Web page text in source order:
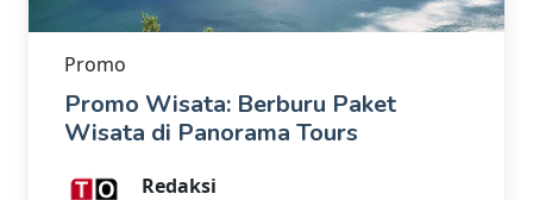
Promo
Promo Wisata: Berburu Paket
Wisata di Panorama Tours
Redaksi